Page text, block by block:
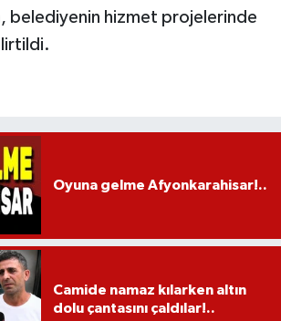
belediyenin hizmet projelerinde
Oyuna gelme Afyonkarahisar!..
Camide namaz kılarken altın
dolu çantasını çaldılar!..